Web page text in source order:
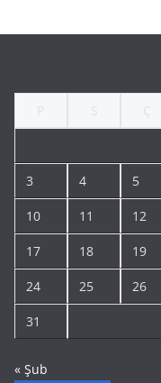
3 4 5
10 11 12
17 18 19
24 25 26
31
« Şub